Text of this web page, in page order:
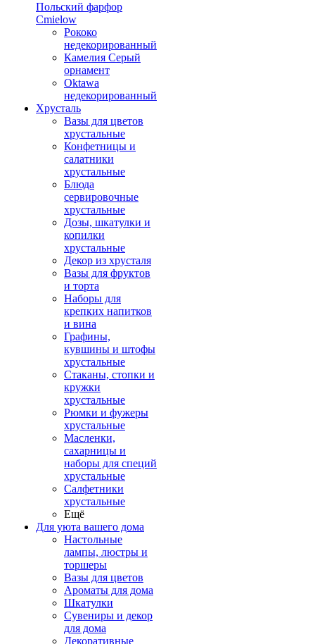
Польский фарфор
Сmielow
Рококо
недекорированный
Камелия Серый
орнамент
Oktawa
недекорированный
Хрусталь
Вазы для цветов
хрустальные
Конфетницы и
салатники
хрустальные
Блюда
сервировочные
хрустальные
Дозы, шкатулки и
копилки
хрустальные
Декор из хрусталя
Вазы для фруктов
и торта
Наборы для
крепких напитков
и вина
Графины,
кувшины и штофы
хрустальные
Стаканы, стопки и
кружки
хрустальные
Рюмки и фужеры
хрустальные
Масленки,
сахарницы и
наборы для специй
хрустальные
Салфетники
хрустальные
Ещё
Для уюта вашего дома
Настольные
лампы, люстры и
торшеры
Вазы для цветов
Ароматы для дома
Шкатулки
Сувениры и декор
для дома
Декоративные